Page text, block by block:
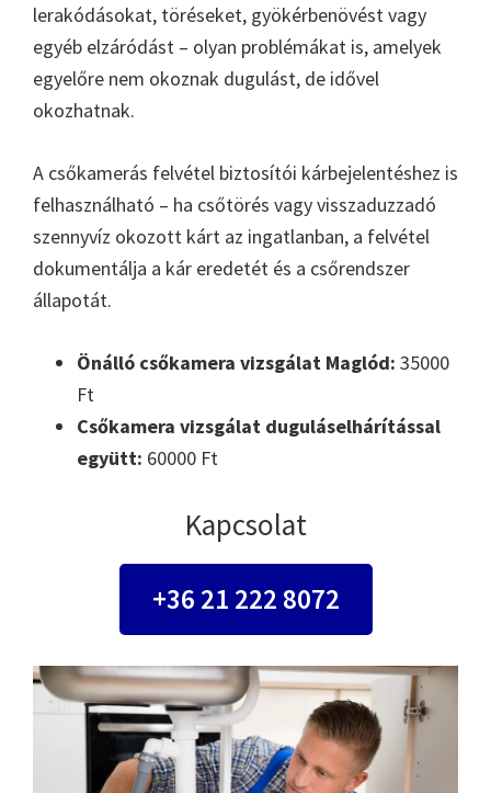
lerakódásokat, töréseket, gyökérbenövést vagy
egyéb elzáródást – olyan problémákat is, amelyek
egyelőre nem okoznak dugulást, de idővel
okozhatnak.
A csőkamerás felvétel biztosítói kárbejelentéshez is
felhasználható – ha csőtörés vagy visszaduzzadó
szennyvíz okozott kárt az ingatlanban, a felvétel
dokumentálja a kár eredetét és a csőrendszer
állapotát.
Önálló csőkamera vizsgálat Maglód: 35000
Ft
Csőkamera vizsgálat duguláselhárítással
együtt: 60000 Ft
Kapcsolat
+36 21 222 8072